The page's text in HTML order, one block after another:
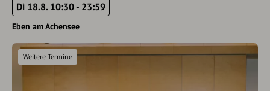
Di 18.8. 10:30 - 23:59
Eben am Achensee
Weitere Termine